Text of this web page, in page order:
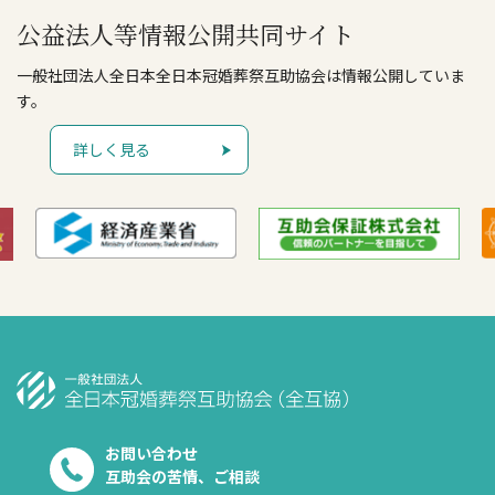
公益法人等情報公開共同サイト
一般社団法人全日本全日本冠婚葬祭互助協会は情報公開していま
す。
詳しく見る
お問い合わせ
互助会の苦情、ご相談